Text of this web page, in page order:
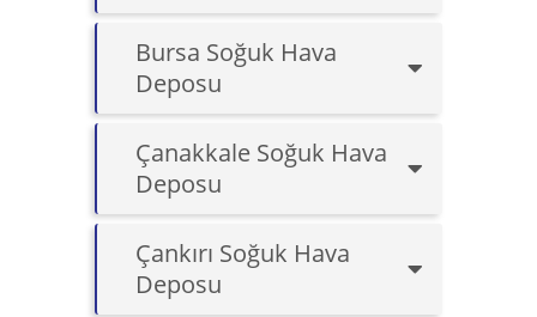
Bursa Soğuk Hava
Deposu
Çanakkale Soğuk Hava
Deposu
Çankırı Soğuk Hava
Deposu